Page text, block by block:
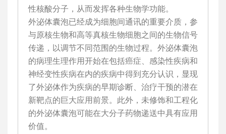
性核酸分子，从而发挥各种生物学功能。
外泌体囊泡已经成为细胞间通讯的重要介质，参
与原核生物和高等真核生物细胞之间的生物信号
传递，以调节不同范围的生物过程。外泌体囊泡
的病理生理作用开始在包括癌症、感染性疾病和
神经变性疾病在内的疾病中得到充分认识，显现
了外泌体作为疾病的早期诊断、治疗干预的潜在
新靶点的巨大应用前景。此外，未修饰和工程化
的外泌体囊泡可能在大分子药物递送中具有应用
价值。